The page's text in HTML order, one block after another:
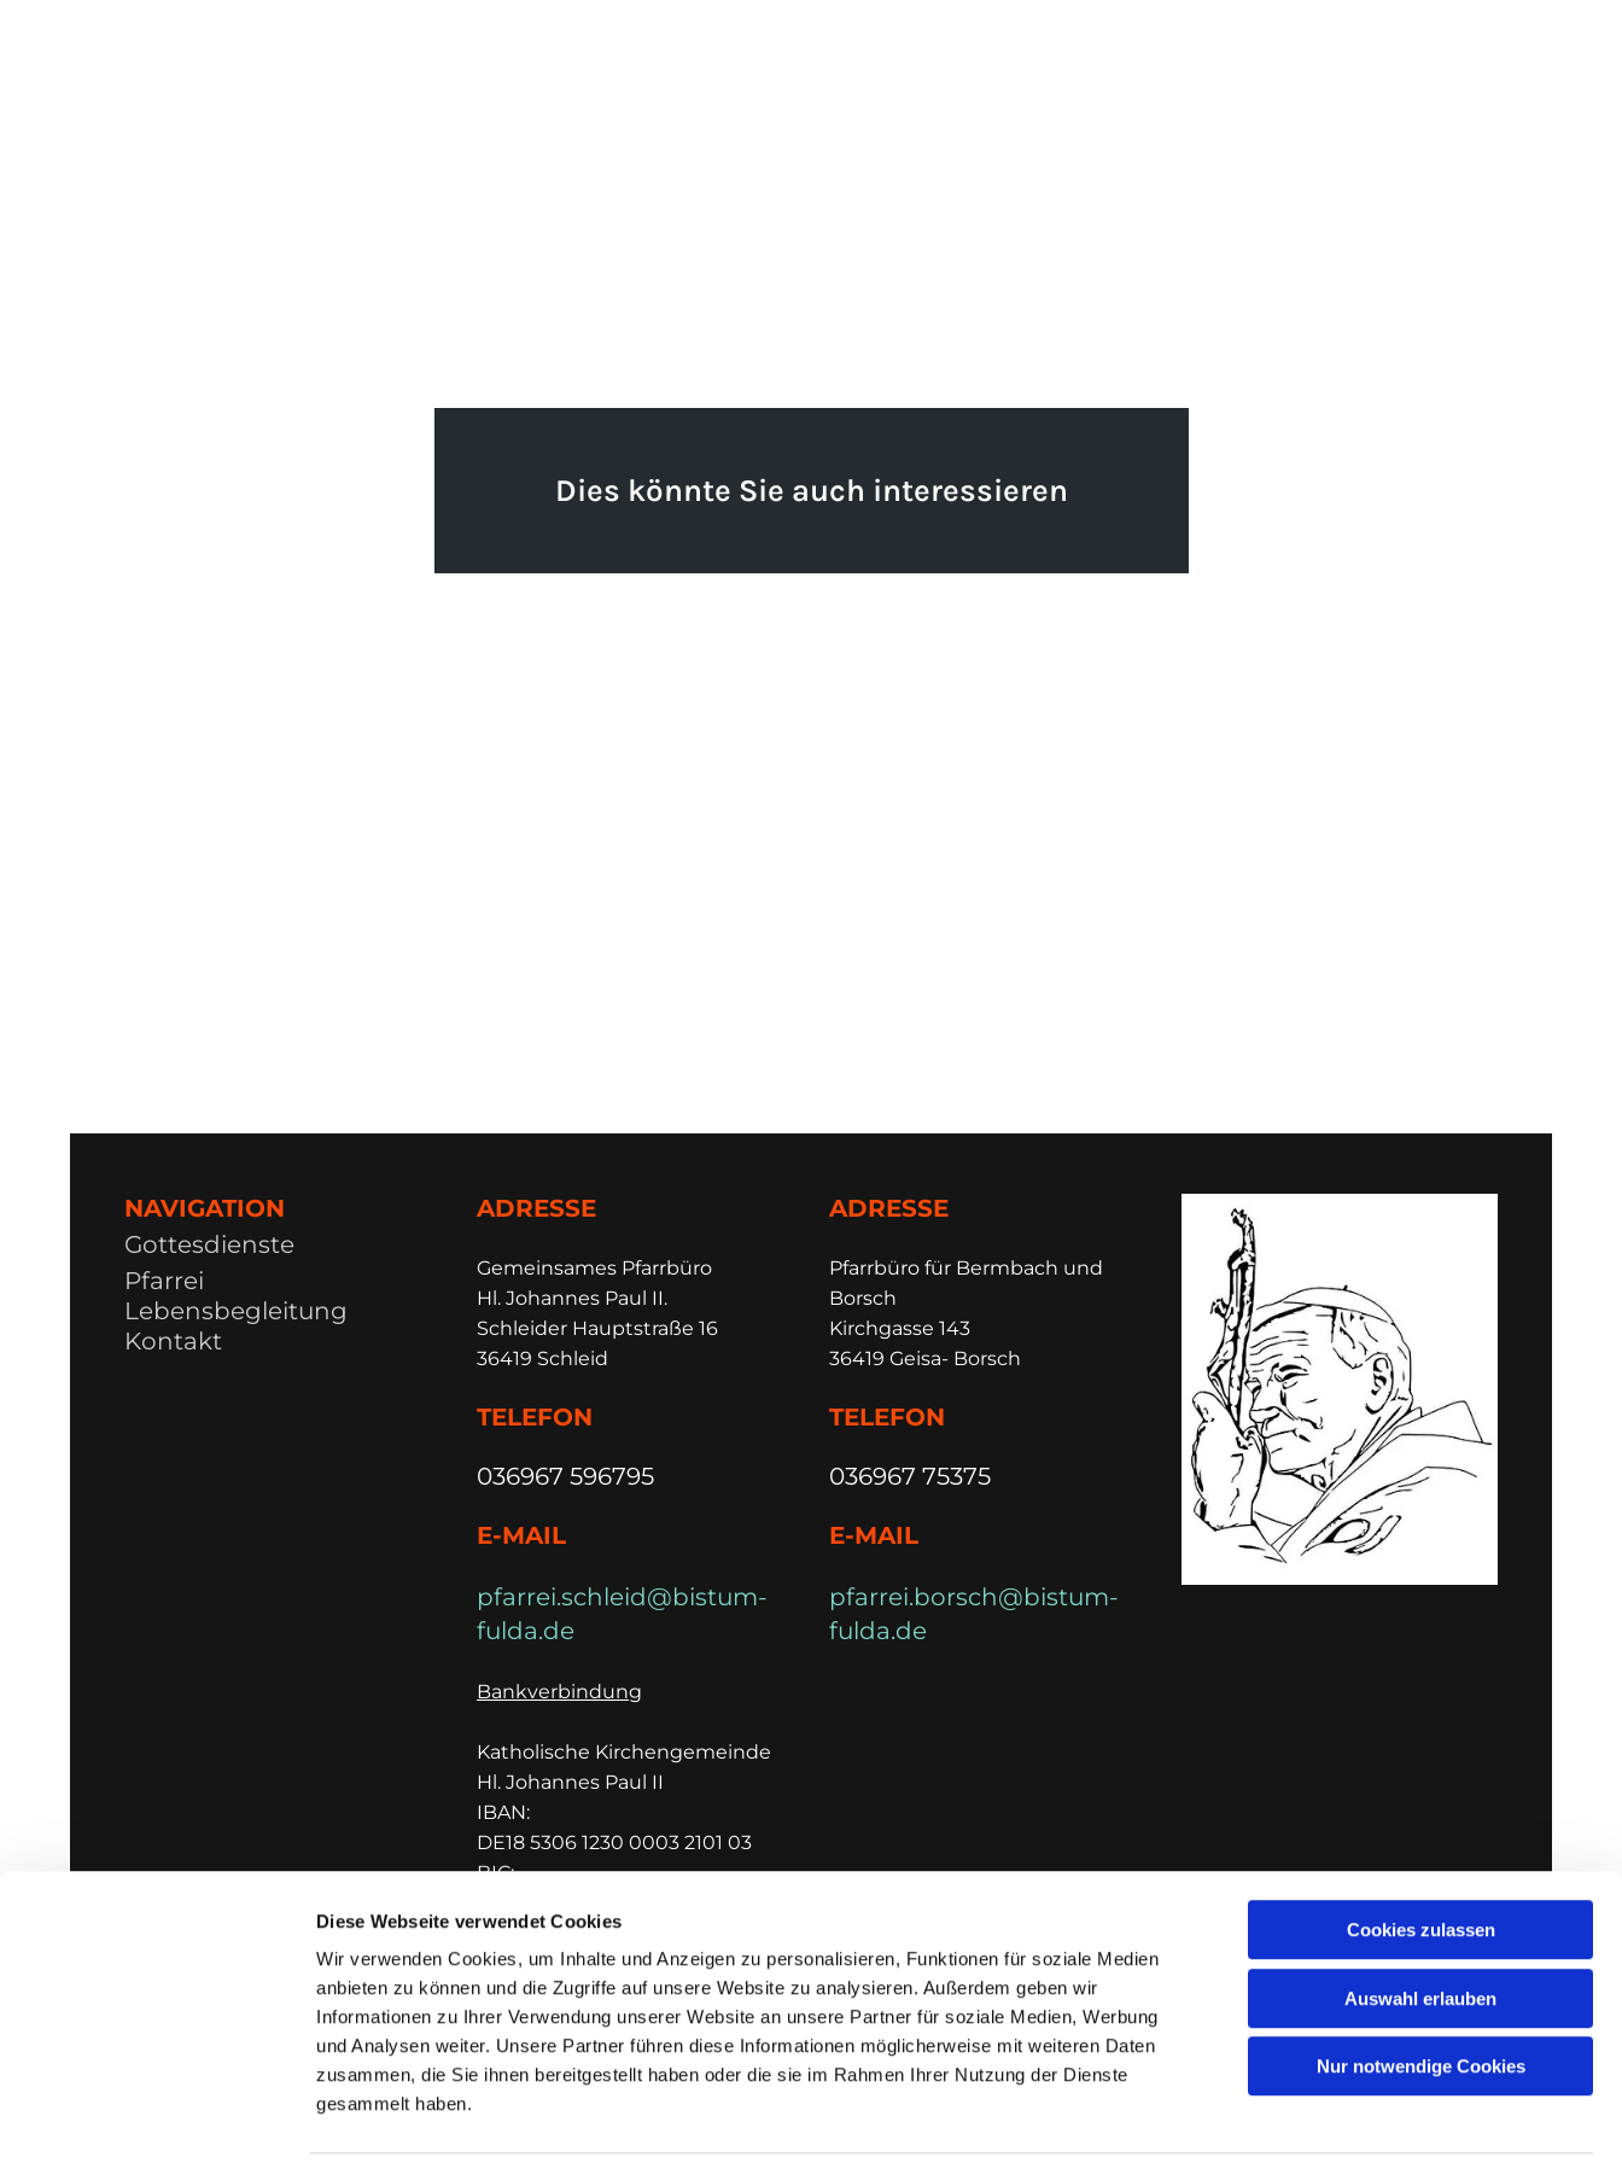
Diese Webseite verwendet Cookies
Wir verwenden Cookies, um Inhalte und Anzeigen zu personalisieren, Funktionen für soziale Medien
anbieten zu können und die Zugriffe auf unsere Website zu analysieren. Außerdem geben wir
Informationen zu Ihrer Verwendung unserer Website an unsere Partner für soziale Medien, Werbung
und Analysen weiter. Unsere Partner führen diese Informationen möglicherweise mit weiteren Daten
zusammen, die Sie ihnen bereitgestellt haben oder die sie im Rahmen Ihrer Nutzung der Dienste
gesammelt haben.
Cookies zulassen
Auswahl erlauben
Nur notwendige Cookies
Dies könnte Sie auch interessieren
NAVIGATION
Gottesdienste
Pfarrei
Lebensbegleitung
Kontakt
ADRESSE
Gemeinsames Pfarrbüro
Hl. Johannes Paul II.
Schleider Hauptstraße 16
36419 Schleid
TELEFON
036967 596795
E-MAIL
pfarrei.schleid@bistum-
fulda.de
Bankverbindung
Katholische Kirchengemeinde
Hl. Johannes Paul II
IBAN:
DE18 5306 1230 0003 2101 03
BIC:
ADRESSE
Pfarrbüro für Bermbach und
Borsch
Kirchgasse 143
36419 Geisa- Borsch
TELEFON
036967 75375
E-MAIL
pfarrei.borsch@bistum-
fulda.de
Impressum Datenschutzerklärung ChurchDesk-Login